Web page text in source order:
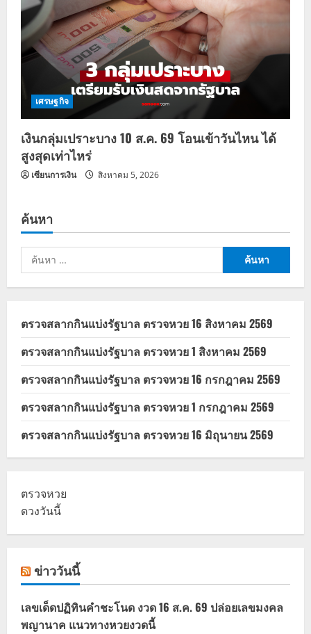
เศรษฐกิจ
เงินกลุ่มเปราะบาง 10 ส.ค. 69 โอนเข้าวันไหน ได้
สูงสุดเท่าไหร่
เซียนการเงิน สิงหาคม 5, 2026
ค้นหา
ค้นหา
สำหรับ:
ตรวจสลากกินแบ่งรัฐบาล ตรวจหวย 16 สิงหาคม 2569
ตรวจสลากกินแบ่งรัฐบาล ตรวจหวย 1 สิงหาคม 2569
ตรวจสลากกินแบ่งรัฐบาล ตรวจหวย 16 กรกฎาคม 2569
ตรวจสลากกินแบ่งรัฐบาล ตรวจหวย 1 กรกฎาคม 2569
ตรวจสลากกินแบ่งรัฐบาล ตรวจหวย 16 มิถุนายน 2569
ตรวจหวย
ดวงวันนี้
ข่าววันนี้
เลขเด็ดปฏิทินคำชะโนด งวด 16 ส.ค. 69 ปล่อยเลขมงคล
พญานาค แนวทางหวยงวดนี้